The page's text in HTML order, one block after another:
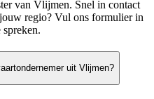
van Vlijmen. Snel in contact
regio? Vul ons formulier in
uit Vlijmen?